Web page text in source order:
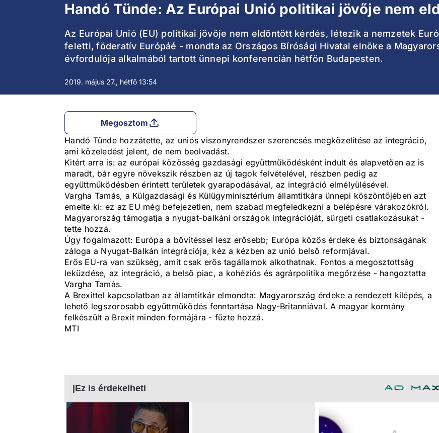
Handó Tünde: Az Európai Unió politikai jövője nem
Az Európai Unió (EU) politikai jövője nem eldöntött kérdés, létezik a nemzetek
feletti, föderatív Európáé - mondta az Országos Bírósági Hivatal elnöke a
évfordulója alkalmából tartott ünnepi konferencián hétfőn Budapesten.
2019. május 27., hétfő 13:54
Megosztom
Handó Tünde hozzátette, az uniós viszonyrendszer szerencsés megközelítése az integráció,
ami közeledést jelent, de nem beolvadást.
Kitért arra is: az európai közösség gazdasági együttműködésként indult és alapvetően az is
maradt, bár egyre növekszik részben az új tagok felvételével, részben pedig az
együttműködésben érintett területek gyarapodásával, az integráció elmélyülésével.
Vargha Tamás, a Külgazdasági és Külügyminisztérium államtitkára ünnepi köszöntőjében azt
emelte ki: ez az EU még befejezetlen, nem szabad megfeledkezni a belépésre várakozókról.
Magyarország támogatja a nyugat-balkáni országok integrációját, sürgeti csatlakozásukat -
tette hozzá.
Úgy fogalmazott: Európa a bővítéssel lesz erősebb; Európa közös érdeke és biztonságának
záloga a Nyugat-Balkán integrációja, kéz a kézben az unió belső reformjával.
Erős EU-ra van szükség, amit csak erős tagállamok alkothatnak. Fontos a megosztottság
leküzdése, az integráció, a belső piac, a kohéziós és agrárpolitika megőrzése - hangoztatta
Vargha Tamás.
A Brexittel kapcsolatban az államtitkár elmondta: Magyarország érdeke a rendezett kilépés, a
lehető legszorosabb együttműködés fenntartása Nagy-Britanniával. A magyar kormány
felkészült a Brexit minden formájára - fűzte hozzá.
MTI